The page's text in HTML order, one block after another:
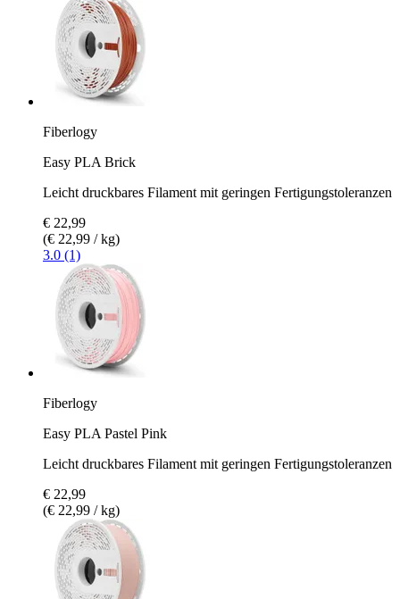
Fiberlogy
Easy PLA Brick
Leicht druckbares Filament mit geringen Fertigungstoleranzen
€ 22,99
(€ 22,99 / kg)
3.0 (1)
Fiberlogy
Easy PLA Pastel Pink
Leicht druckbares Filament mit geringen Fertigungstoleranzen
€ 22,99
(€ 22,99 / kg)